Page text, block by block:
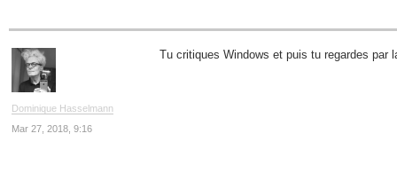
Dominique Hasselmann
Mar 27, 2018, 9:16
Tu critiques Windows et puis tu regardes